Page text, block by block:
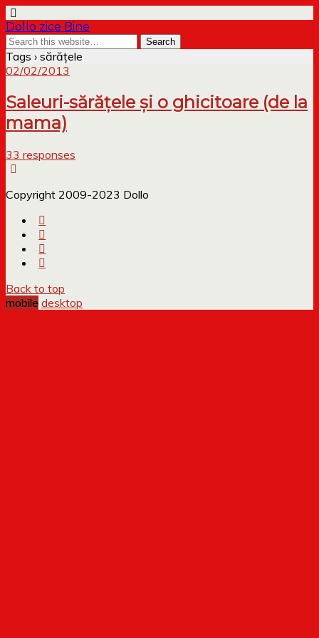
Dollo zice Bine
Tags › sărățele
02/02/2013
Saleuri-sărățele și o ghicitoare (de la
mama)
33 responses
Copyright 2009-2023 Dollo
Back to top
mobile desktop